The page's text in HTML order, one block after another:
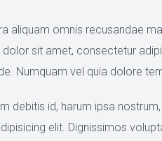
omnis recusandae
sit amet, consectetur
Numquam vel quia dolore
debitis id, harum ipsa
elit. Dignissimos